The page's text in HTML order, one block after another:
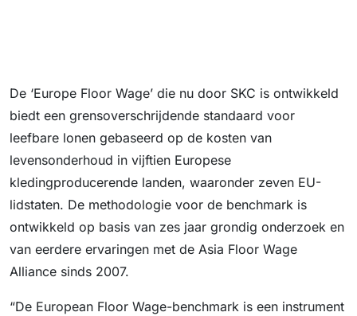
De ‘Europe Floor Wage’ die nu door SKC is ontwikkeld
biedt een grensoverschrijdende standaard voor
leefbare lonen gebaseerd op de kosten van
levensonderhoud in vijftien Europese
kledingproducerende landen, waaronder zeven EU-
lidstaten. De methodologie voor de benchmark is
ontwikkeld op basis van zes jaar grondig onderzoek en
van eerdere ervaringen met de Asia Floor Wage
Alliance sinds 2007.
“De European Floor Wage-benchmark is een instrument